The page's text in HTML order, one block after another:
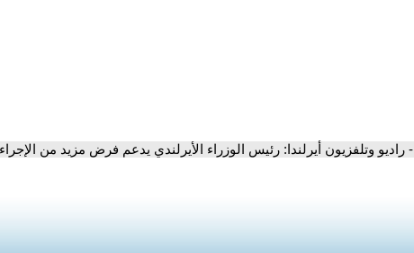
- راديو وتلفزيون أيرلندا: رئيس الوزراء الأيرلندي يدعم فرض مزيد من